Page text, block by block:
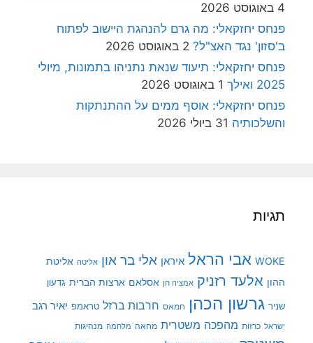
4 באוגוסט 2026
פנחס יחזקאלי: מה גרם להנהגת היישוב לפתוח
ב'סזון' נגד האצ"ל? 2 באוגוסט 2026
פנחס יחזקאלי: תיעוד שנאת נתניהו בתמונות, מיולי
2025 ואילך
1 באוגוסט 2026
פנחס יחזקאלי: אוסף ממים על ההתנתקות
והשלכותיה 31 ביולי 2026
תגיות
WOKE אבי הראל איראן אלי בר און אליטה אליטת
ההון אלעד רזניק אמציה חן אסלאם ארצות הברית גדעון
שניר גרשון הכהן חמאס חרבות ברזל טראמפ יאיר רגב
ישראל כרזות מהפכה משטרית מחאה מלחמה מנהיגות